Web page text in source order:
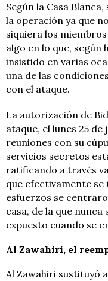
Según la Casa
la operación ya que
siquiera los
algo en lo que, según
insistido en varias
una de las
con el ataque.
La autorización de
ataque, el lunes 25
reuniones con su
servicios secretos
ratificando a través
que efectivamente se
esfuerzos se
casa, de la que
expuesto cuando se
Al Zawahiri, el
Al Zawahiri sustituyó